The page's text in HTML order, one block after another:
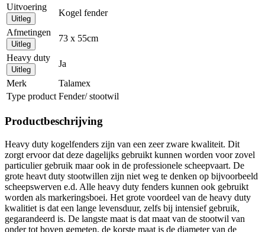
Uitvoering
Uitleg
Kogel fender
Afmetingen
Uitleg
73 x 55cm
Heavy duty
Uitleg
Ja
Merk
Talamex
Type product Fender/ stootwil
Productbeschrijving
Heavy duty kogelfenders zijn van een zeer zware kwaliteit. Dit
zorgt ervoor dat deze dagelijks gebruikt kunnen worden voor zovel
particulier gebruik maar ook in de professionele scheepvaart. De
grote heavt duty stootwillen zijn niet weg te denken op bijvoorbeeld
scheepswerven e.d. Alle heavy duty fenders kunnen ook gebruikt
worden als markeringsboei. Het grote voordeel van de heavy duty
kwalitiet is dat een lange levensduur, zelfs bij intensief gebruik,
gegarandeerd is. De langste maat is dat maat van de stootwil van
onder tot boven gemeten, de korste maat is de diameter van de